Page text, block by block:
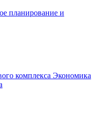
планирование и
Экономика